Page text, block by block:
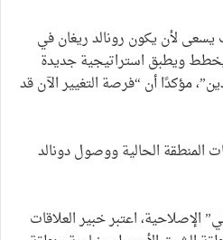
يسعى لأن يكون رونالد ريغان في
ويطبق استراتيجية جديدة
مؤكدًا أن “فرصة التغيير الآن قد
المنطقة الحالية ووصول دونالد
الإصلاحية، اعتبر خبير العلاقات